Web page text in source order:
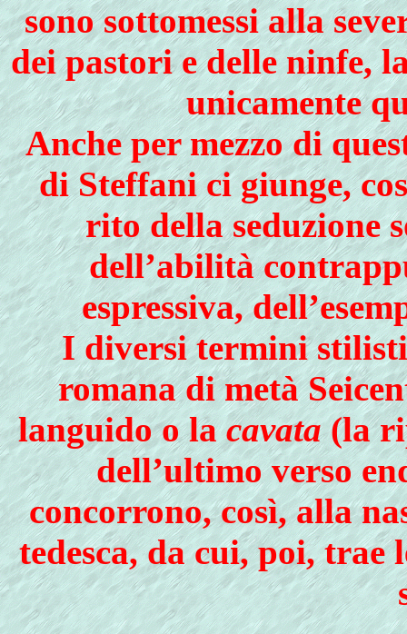
sono sottomessi alla
dei pastori e delle ninfe,
unicamente
Anche per mezzo di
di Steffani ci giunge,
rito della seduzione
dell’abilità
espressiva,
I diversi termini
romana di metà
languido o lacavata(la
dell’ultimo verso
concorrono, così, alla
tedesca, da cui, poi, trae